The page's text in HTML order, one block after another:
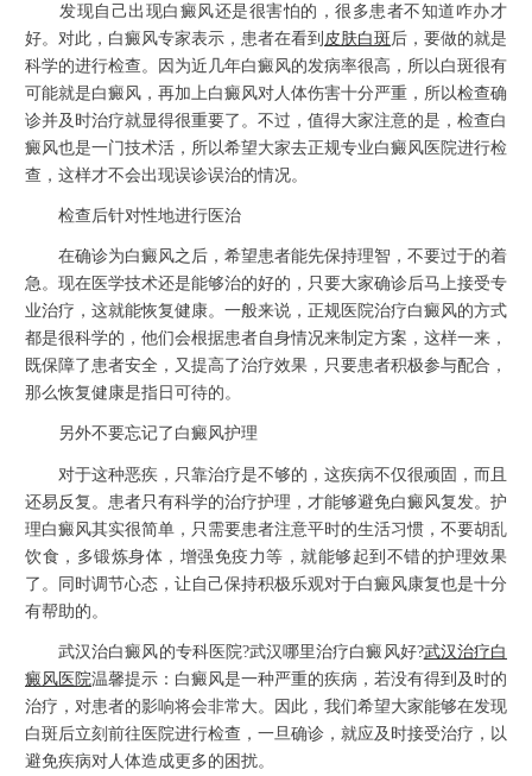
发现自己出现白癜风还是很害怕的，很多患者不知道咋办才
好。对此，白癜风专家表示，患者在看到 皮肤白斑 后，要做的就是
科学的进行检查。因为近几年白癜风的发病率很高，所以白斑很有
可能就是白癜风，再加上白癜风对人体伤害十分严重，所以检查确
诊并及时治疗就显得很重要了。不过，值得大家注意的是，检查白
癜风也是一门技术活，所以希望大家去正规专业白癜风医院进行检
查，这样才不会出现误诊误治的情况。
检查后针对性地进行医治
在确诊为白癜风之后，希望患者能先保持理智，不要过于的着
急。现在医学技术还是能够治的好的，只要大家确诊后马上接受专
业治疗，这就能恢复健康。一般来说，正规医院治疗白癜风的方式
都是很科学的，他们会根据患者自身情况来制定方案，这样一来，
既保障了患者安全，又提高了治疗效果，只要患者积极参与配合，
那么恢复健康是指日可待的。
另外不要忘记了白癜风护理
对于这种恶疾，只靠治疗是不够的，这疾病不仅很顽固，而且
还易反复。患者只有科学的治疗护理，才能够避免白癜风复发。护
理白癜风其实很简单，只需要患者注意平时的生活习惯，不要胡乱
饮食，多锻炼身体，增强免疫力等，就能够起到不错的护理效果
了。同时调节心态，让自己保持积极乐观对于白癜风康复也是十分
有帮助的。
武汉治白癜风的专科医院?武汉哪里治疗白癜风好?武汉治疗白
癜风医院温馨提示：白癜风是一种严重的疾病，若没有得到及时的
治疗，对患者的影响将会非常大。因此，我们希望大家能够在发现
白斑后立刻前往医院进行检查，一旦确诊，就应及时接受治疗，以
避免疾病对人体造成更多的困扰。